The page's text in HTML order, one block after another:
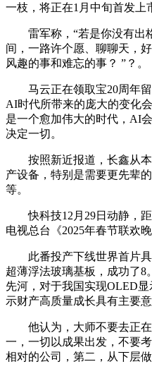
一枝，将正在1月中旬首发上
雷军称，“若是你没有出
间，一路许个愿、聊聊天，
风趣的事和难忘的事？ ”？。
马云正在领取宝20周年留
AI时代所带来的庞大的变化
是一个愈加伟大的时代，AI
决定一切。
按照新近报道，长鑫从本
产设备，特别是需要更先辈
等。
快科技12月29日动静，距
电视总台《2025年春节联欢
此番投产下线世界首片具
超薄浮法玻璃基板，成功了8
先河，对于我国实现OLED
示财产高质量成长具有主要意
他认为，大师不要去正在
一，一切以成果出发，不要
相对的公司，第二，从下层